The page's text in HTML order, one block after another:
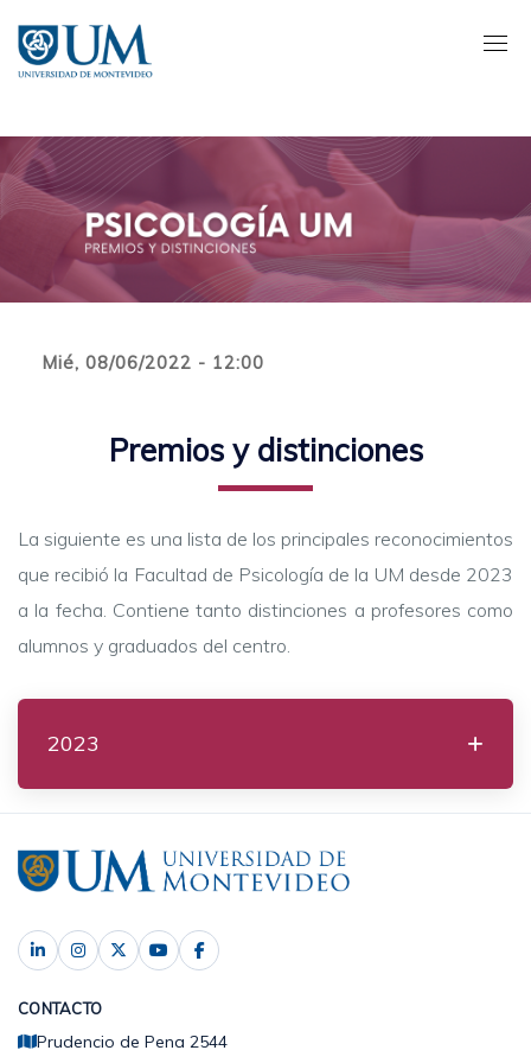
contenido
principal
Mié, 08/06/2022 - 12:00
Premios y distinciones
La siguiente es una lista de los principales reconocimientos
que recibió la Facultad de Psicología de la UM desde 2023
a la fecha. Contiene tanto distinciones a profesores como
alumnos y graduados del centro.
2023
CONTACTO
Prudencio de Pena 2544